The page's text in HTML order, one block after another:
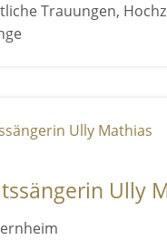
Trauungen,
Ully